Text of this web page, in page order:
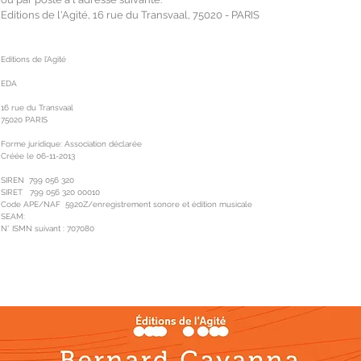
Editions de l'Agité, 16 rue du Transvaal, 75020 - PARIS
Editions de l’Agité
EDA
16 rue du Transvaal
75020 PARIS
Forme juridique: Association déclarée
Créée le 06-11-2013
SIREN 799 056 320
SIRET 799 056 320 00010
Code APE/NAF 5920Z/enregistrement sonore et édition musicale
SEAM:
N° ISMN suivant : 707080